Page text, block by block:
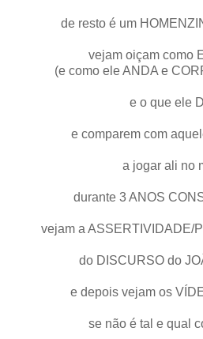
de resto é um
vejam oiçam como
(e como ele ANDA e
e o que ele
e comparem com
a jogar ali no
durante 3 ANOS
vejam a ASSERTIVIDADE/
do DISCURSO do
e depois vejam os
se não é tal e qual